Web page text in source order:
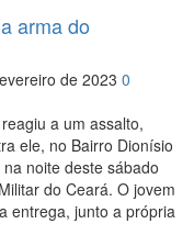
arma do
de 2023 0
a um assalto,
ele, no Bairro Dionísio
noite deste sábado
do Ceará. O jovem
entrega, junto a própria